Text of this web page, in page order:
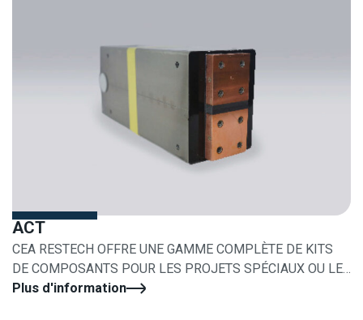
ACT
CEA RESTECH OFFRE UNE GAMME COMPLÈTE DE KITS
DE COMPOSANTS POUR LES PROJETS SPÉCIAUX OU LES
RÉNOVATIONS
Plus d'information